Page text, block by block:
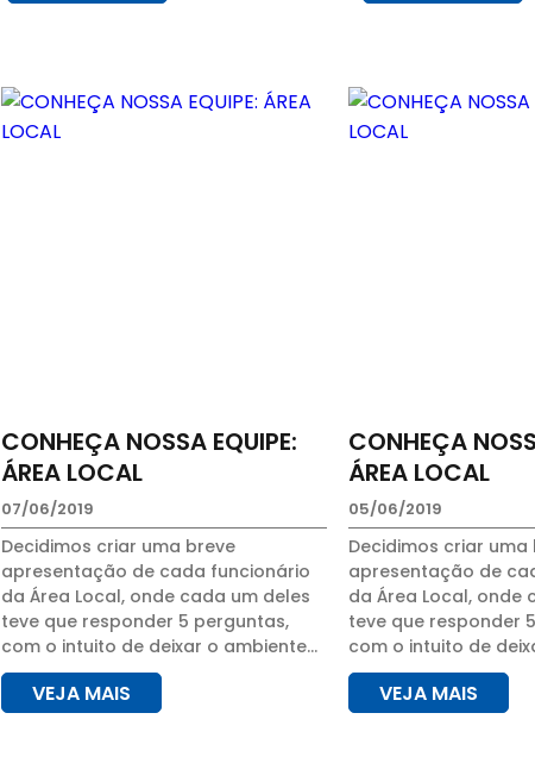
CONHEÇA NOSSA EQUIPE:
ÁREA LOCAL
07/06/2019
Decidimos criar uma breve
apresentação de cada funcionário
da Área Local, onde cada um deles
teve que responder 5 perguntas,
com o intuito de deixar o ambiente
de trabalho mais descontraído, e
para que os clientes conheçam
VEJA MAIS
CONHEÇA
ÁREA LOCAL
05/06/2019
Decidimos criar uma
apresentação de
da Área Local, onde
teve que responder
com o intuito de
de trabalho mais
para que os clientes
VEJA MAIS